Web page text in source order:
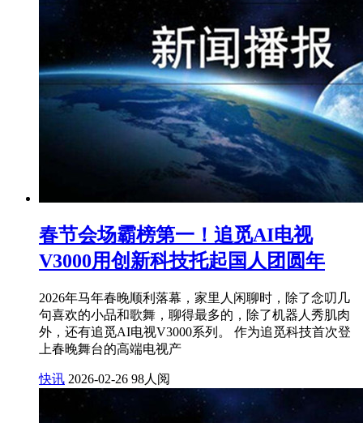
春节会场霸榜第一！追觅AI电视
V3000用创新科技托起国人团圆年
2026年马年春晚顺利落幕，家里人闲聊时，除了念叨几
句喜欢的小品和歌舞，聊得最多的，除了机器人秀肌肉
外，还有追觅AI电视V3000系列。 作为追觅科技首次登
上春晚舞台的高端电视产
快讯 2026-02-26 98人阅